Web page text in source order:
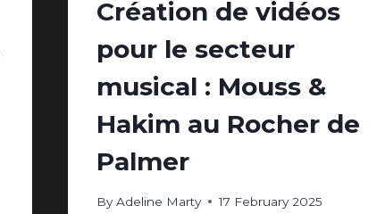
Création de vidéos
pour le secteur
musical : Mouss &
Hakim au Rocher de
Palmer
By Adeline Marty 17 February 2025